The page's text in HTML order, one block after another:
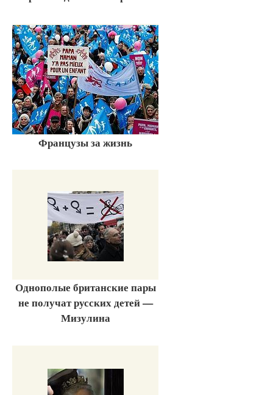
Французы за жизнь
Однополые британские пары
не получат русских детей —
Мизулина